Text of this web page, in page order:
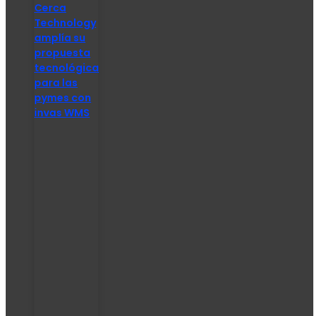
Cerca
Technology
amplía su
propuesta
tecnológica
para las
pymes con
invas WMS